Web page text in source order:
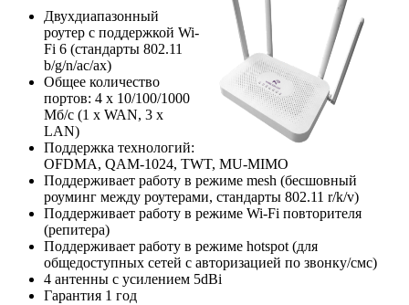
Двухдиапазонный
роутер с поддержкой Wi-
Fi 6 (стандарты 802.11
b/g/n/ac/ax)
Общее количество
портов: 4 х 10/100/1000
Мб/с (1 x WAN, 3 x
LAN)
Поддержка технологий:
OFDMA, QAM-1024, TWT, MU-MIMO
Поддерживает работу в режиме mesh (бесшовный
роуминг между роутерами, стандарты 802.11 r/k/v)
Поддерживает работу в режиме Wi-Fi повторителя
(репитера)
Поддерживает работу в режиме hotspot (для
общедоступных сетей с авторизацией по звонку/смс)
4 антенны с усилением 5dBi
Гарантия 1 год